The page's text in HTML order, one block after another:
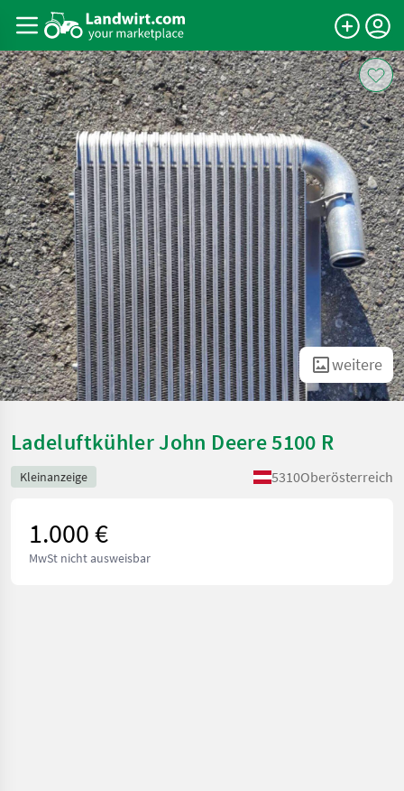
weitere
Ladeluftkühler John Deere 5100 R
Kleinanzeige 5310Oberösterreich
1.000 €
MwSt nicht ausweisbar